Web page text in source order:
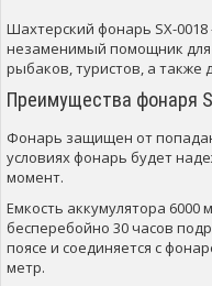
Шахтерский фонарь SX-
незаменимый помощник для
рыбаков, туристов, а также
Преимущества фонаря
Фонарь защищен от
условиях фонарь будет
момент.
Емкость аккумулятора 6000
бесперебойно 30 часов
поясе и соединяется с
метр.